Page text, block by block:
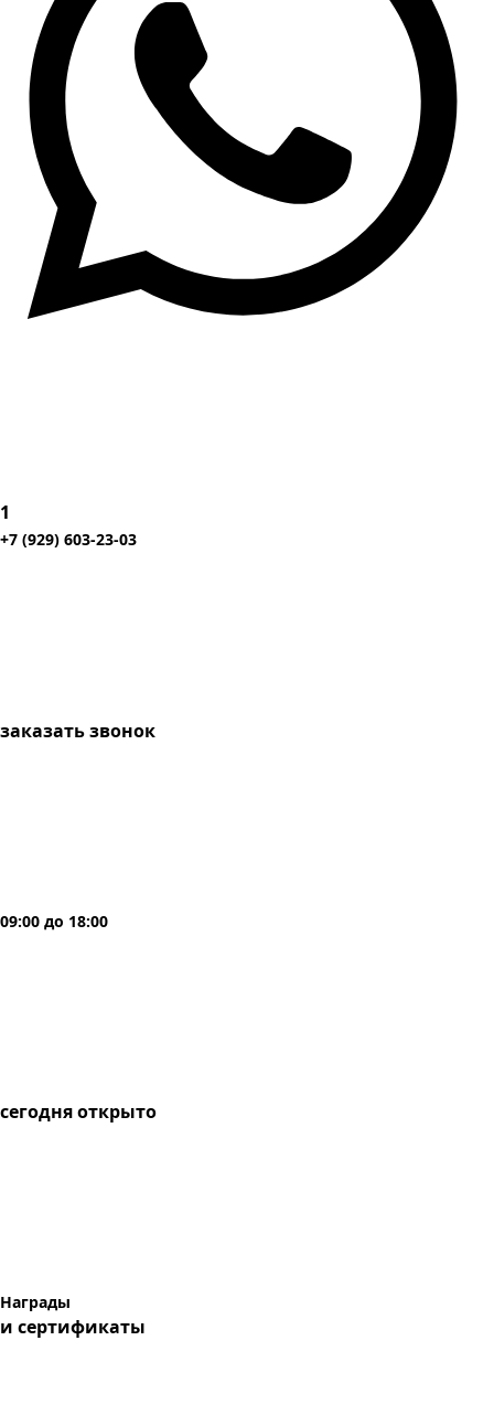
1
+7 (929) 603-23-03
заказать звонок
09:00 до 18:00
сегодняоткрыто
Награды
и сертификаты